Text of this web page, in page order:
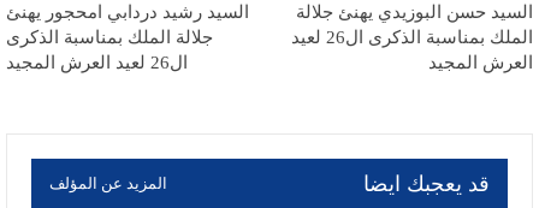
السيد حسن البوزيدي يهنئ جلالة
الملك بمناسبة الذكرى ال26 لعيد
العرش المجيد
السيد رشيد دردابي امحجور يهنئ
جلالة الملك بمناسبة الذكرى
ال26 لعيد العرش المجيد
قد يعجبك ايضا المزيد عن المؤلف